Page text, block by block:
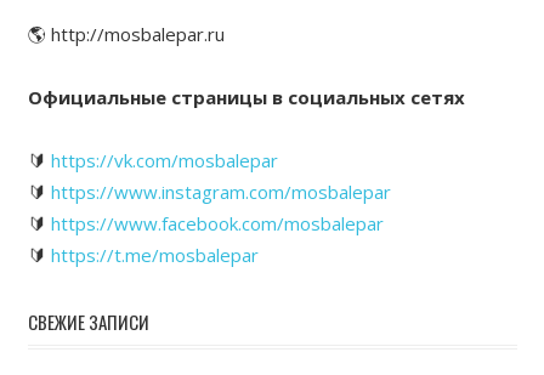
🌎 http://mosbalepar.ru
Официальные страницы в социальных сетях
🔰 https://vk.com/mosbalepar
🔰 https://www.instagram.com/mosbalepar
🔰 https://www.facebook.com/mosbalepar
🔰 https://t.me/mosbalepar
СВЕЖИЕ ЗАПИСИ